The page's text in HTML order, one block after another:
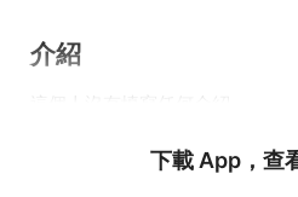
介紹
下載 App，查